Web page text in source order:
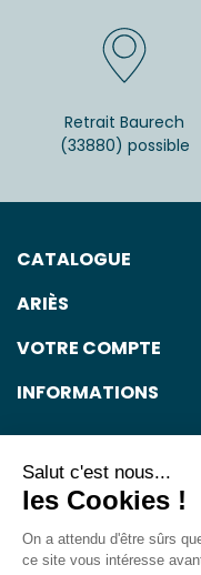
Retrait Baurech
(33880) possible
CATALOGUE
ARIÈS
VOTRE COMPTE
INFORMATIONS
L'abus d'alcool est
Salut c'est nous...
les Cookies !
On a attendu d'être sûrs
ce site vous intéresse